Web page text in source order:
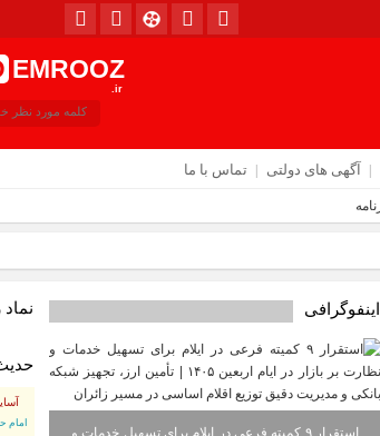
EMROOZ
.ir
آگهی های دولتی تماس با ما
اینفوگرافی
استقرار ۹ کمیته فرعی در ایلام برای تسهیل خدمات و
امام